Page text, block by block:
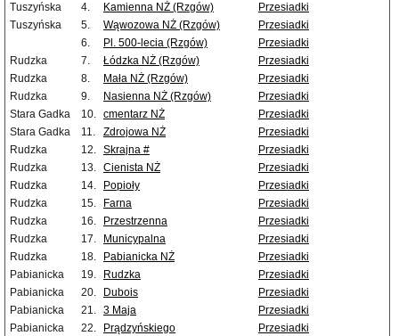
Tuszyńska
4. Kamienna NŻ (Rzgów)
Przesiadki
Tuszyńska
5. Wąwozowa NŻ (Rzgów)
Przesiadki
6.
Pl. 500-lecia (Rzgów)
Przesiadki
Rudzka
7. Łódzka NŻ (Rzgów)
Przesiadki
Rudzka
8. Mała NŻ (Rzgów)
Przesiadki
Rudzka
9. Nasienna NŻ (Rzgów)
Przesiadki
Stara Gadka
10. cmentarz NŻ
Przesiadki
Stara Gadka
11. Zdrojowa NŻ
Przesiadki
Rudzka
12. Skrajna #
Przesiadki
Rudzka
13. Cienista NŻ
Przesiadki
Rudzka
14. Popioły
Przesiadki
Rudzka
15. Farna
Przesiadki
Rudzka
16. Przestrzenna
Przesiadki
Rudzka
17. Municypalna
Przesiadki
Rudzka
18. Pabianicka NŻ
Przesiadki
Pabianicka
19. Rudzka
Przesiadki
Pabianicka
20. Dubois
Przesiadki
Pabianicka
21. 3 Maja
Przesiadki
Pabianicka
22. Prądzyńskiego
Przesiadki